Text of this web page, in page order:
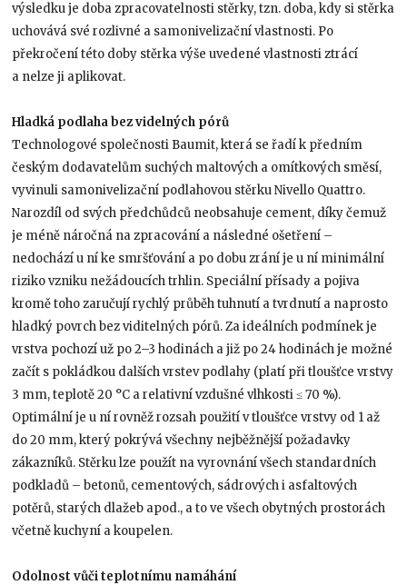
výsledku je doba zpracovatelnosti stěrky, tzn. doba, kdy si stěrka
uchovává své rozlivné a samonivelizační vlastnosti. Po
překročení této doby stěrka výše uvedené vlastnosti ztrácí
a nelze ji aplikovat.
Hladká podlaha bez videlných pórů
Technologové společnosti Baumit, která se řadí k předním
českým dodavatelům suchých maltových a omítkových směsí,
vyvinuli samonivelizační podlahovou stěrku Nivello Quattro.
Narozdíl od svých předchůdců neobsahuje cement, díky čemuž
je méně náročná na zpracování a následné ošetření –
nedochází u ní ke smršťování a po dobu zrání je u ní minimální
riziko vzniku nežádoucích trhlin. Speciální přísady a pojiva
kromě toho zaručují rychlý průběh tuhnutí a tvrdnutí a naprosto
hladký povrch bez viditelných pórů. Za ideálních podmínek je
vrstva pochozí už po 2–3 hodinách a již po 24 hodinách je možné
začít s pokládkou dalších vrstev podlahy (platí při tloušťce vrstvy
3 mm, teplotě 20 °C a relativní vzdušné vlhkosti ≤ 70 %).
Optimální je u ní rovněž rozsah použití v tloušťce vrstvy od 1 až
do 20 mm, který pokrývá všechny nejběžnější požadavky
zákazníků. Stěrku lze použít na vyrovnání všech standardních
podkladů – betonů, cementových, sádrových i asfaltových
potěrů, starých dlažeb apod., a to ve všech obytných prostorách
včetně kuchyní a koupelen.
Odolnost vůči teplotnímu namáhání